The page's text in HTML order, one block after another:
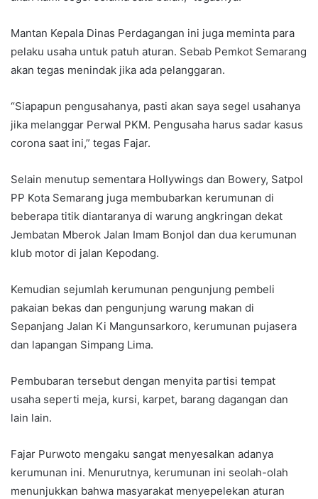
Mantan Kepala Dinas Perdagangan ini juga meminta para
pelaku usaha untuk patuh aturan. Sebab Pemkot Semarang
akan tegas menindak jika ada pelanggaran.
“Siapapun pengusahanya, pasti akan saya segel usahanya
jika melanggar Perwal PKM. Pengusaha harus sadar kasus
corona saat ini,” tegas Fajar.
Selain menutup sementara Hollywings dan Bowery, Satpol
PP Kota Semarang juga membubarkan kerumunan di
beberapa titik diantaranya di warung angkringan dekat
Jembatan Mberok Jalan Imam Bonjol dan dua kerumunan
klub motor di jalan Kepodang.
Kemudian sejumlah kerumunan pengunjung pembeli
pakaian bekas dan pengunjung warung makan di
Sepanjang Jalan Ki Mangunsarkoro, kerumunan pujasera
dan lapangan Simpang Lima.
Pembubaran tersebut dengan menyita partisi tempat
usaha seperti meja, kursi, karpet, barang dagangan dan
lain lain.
Fajar Purwoto mengaku sangat menyesalkan adanya
kerumunan ini. Menurutnya, kerumunan ini seolah-olah
menunjukkan bahwa masyarakat menyepelekan aturan